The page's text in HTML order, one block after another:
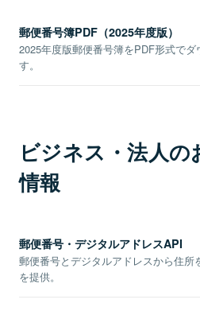
郵便番号簿PDF（2025年度版）
2025年度版郵便番号簿をPDF形式でダ
す。
ビジネス・法人の
情報
郵便番号・デジタルアドレスAPI
郵便番号とデジタルアドレスから住所
を提供。